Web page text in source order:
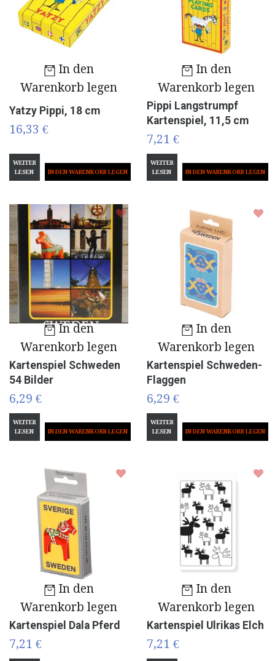
In den
Warenkorb legen
Yatzy Pippi, 18 cm
16,33 €
WEITER
LESEN
In den
Warenkorb legen
Pippi Langstrumpf
Kartenspiel, 11,5 cm
7,21 €
WEITER
LESEN
In den
Warenkorb legen
Kartenspiel Schweden
54 Bilder
6,29 €
WEITER
LESEN
In den
Warenkorb legen
Kartenspiel Schweden-
Flaggen
6,29 €
WEITER
LESEN
In den
Warenkorb legen
Kartenspiel Dala Pferd
7,21 €
In den
Warenkorb legen
Kartenspiel Ulrikas Elch
7,21 €